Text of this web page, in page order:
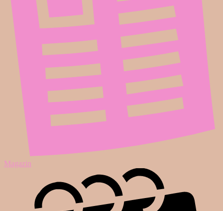
Magazin